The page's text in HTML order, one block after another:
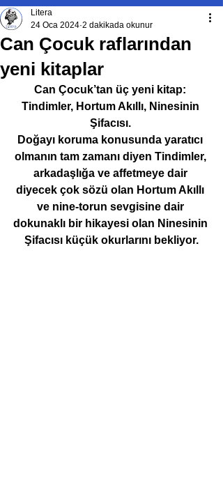
Can Çocuk raflarından
yeni kitaplar
Litera
24 Oca 2024 2 dakikada okunur
Can Çocuk’tan üç yeni kitap:
Tindimler, Hortum Akıllı, Ninesinin
Şifacısı.
Doğayı koruma konusunda yaratıcı
olmanın tam zamanı diyen Tindimler,
arkadaşlığa ve affetmeye dair
diyecek çok sözü olan Hortum Akıllı
ve nine-torun sevgisine dair
dokunaklı bir hikayesi olan Ninesinin
Şifacısı küçük okurlarını bekliyor.